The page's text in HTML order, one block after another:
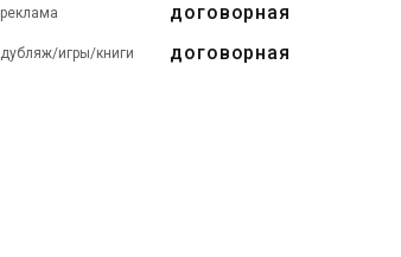
реклама договорная
дубляж/игры/книги договорная